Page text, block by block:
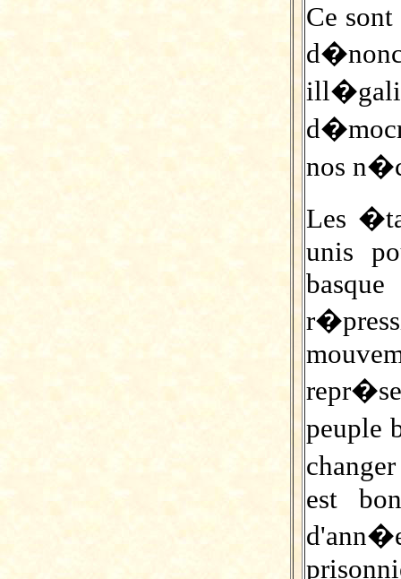
Ce
nos
Les
unis
peuple
est